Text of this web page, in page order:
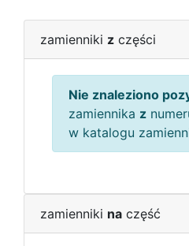
zamienniki z części
Nie znaleziono
zamiennika z
w katalogu
zamienniki na część